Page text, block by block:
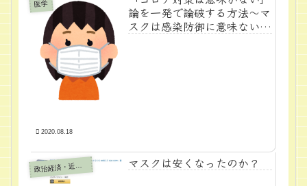
医学
論を一発で論破する方法～マ
スクは感染防御に意味ない？
2020.08.18
政
治経済・近代学問 マスクは安くなったのか？